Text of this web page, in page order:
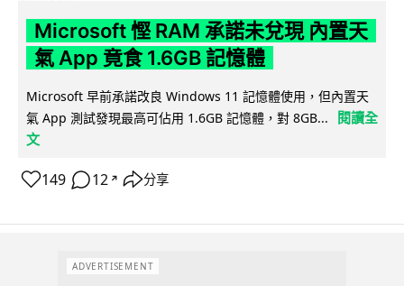
Microsoft 慳 RAM 承諾未兌現 內置天
氣 App 竟食 1.6GB 記憶體
Microsoft 早前承諾改良 Windows 11 記憶體使用，但內置天
氣 App 測試發現最高可佔用 1.6GB 記憶體，對 8GB...
閱讀全
文
149 12 ↗ 分享
ADVERTISEMENT